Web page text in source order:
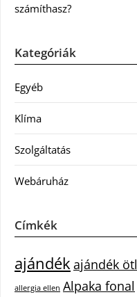
számíthasz?
Kategóriák
Egyéb
Klíma
Szolgáltatás
Webáruház
Címkék
ajándékajándék
allergia ellen Alpaka fonal